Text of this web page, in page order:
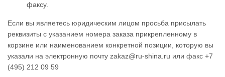
факсу.
Если вы являетесь юридическим лицом просьба присылать
реквизиты с указанием номера заказа прикрепленному в
корзине или наименованием конкретной позиции, которую вы
указали на электронную почту zakaz@ru-shina.ru или факс +7
(495) 212 09 59